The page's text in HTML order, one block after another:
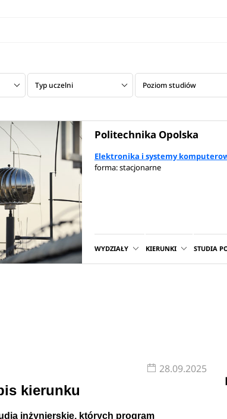
Typ uczelni Poziom studiów
Politechnika Opolska
Elektronika i systemy
forma: stacjonarne
WYDZIAŁY KIERUNKI STUDIA
28.09.2025
kierunku
inżynierskie, których program